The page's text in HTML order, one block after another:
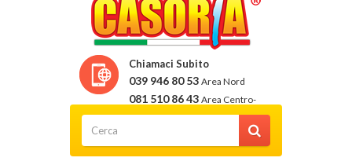
Chiamaci Subito
039 946 80 53 Area Nord
081 510 86 43 Area Centro-
Sud